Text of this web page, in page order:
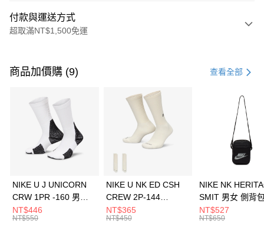
付款與運送方式
超取滿NT$1,500免運
信用卡一次付款
3 期 0 利率 每期 21家銀行
合作金庫商業銀行
第一商業銀行
華南商業銀行
彰化商業銀行
上海商業儲蓄銀行
元大商業銀行
Apple Pay
全盈+PAY
AFTEE先享後付
商品加價購 (9) 查看全部
NIKE U J UNICORN
CRW 1PR -160 男女
中統襪 FZ3393100
NT$446
NT$550
NIKE U NK ED CSH
CREW 2P-144
EMBRDY 男女 短統襪
FZ3073133
NT$365
NT$450
NIKE NK
SMIT 男女 側背
BA5871010
NT$527
NT$650